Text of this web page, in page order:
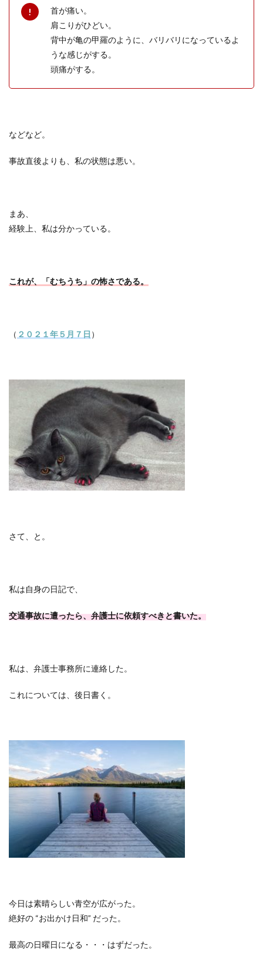
首が痛い。
肩こりがひどい。
背中が亀の甲羅のように、バリバリになっているよ
うな感じがする。
頭痛がする。
などなど。
事故直後よりも、私の状態は悪い。
まあ、
経験上、私は分かっている。
これが、「むちうち」の怖さである。
（ ２０２１年５月７日 ）
さて、と。
私は自身の日記で、
交通事故に遭ったら、弁護士に依頼すべきと書いた。
私は、弁護士事務所に連絡した。
これについては、後日書く。
今日は素晴らしい青空が広がった。
絶好の “お出かけ日和” だった。
最高の日曜日になる・・・はずだった。